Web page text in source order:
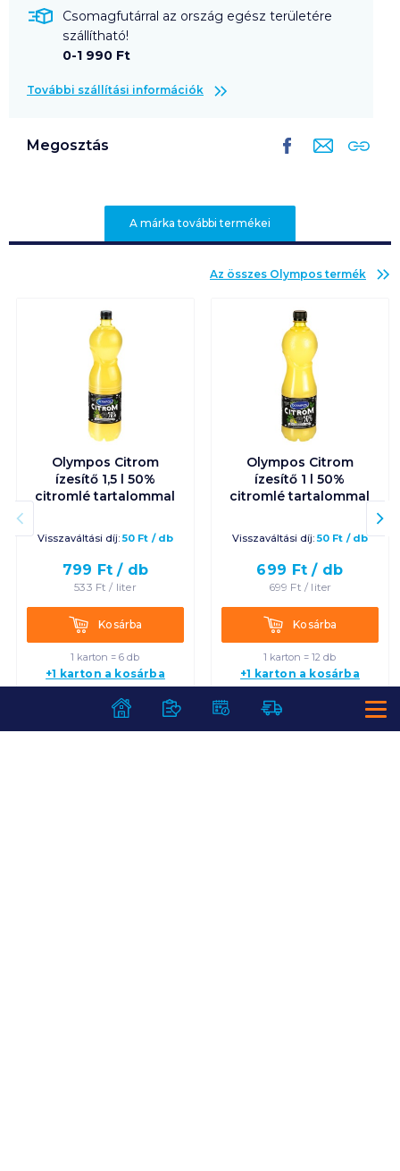
Csomagfutárral az ország egész területére
szállítható!
0-1 990 Ft
További szállítási információk
Megosztás
A márka további termékei
Az összes Olympos termék
Olympos Citrom
ízesítő 1,5 l 50%
citromlé tartalommal
Visszaváltási díj: 50Ft / db
799 Ft / db
533 Ft / liter
KosárbaKosárba
1 karton = 6 db
+1 karton a kosárba
Olympos Citrom
ízesítő 1 l 50%
citromlé tartalommal
Visszaváltási díj: 50Ft / db
699 Ft / db
699 Ft / liter
KosárbaKosárba
1 karton = 12 db
+1 karton a kosárba